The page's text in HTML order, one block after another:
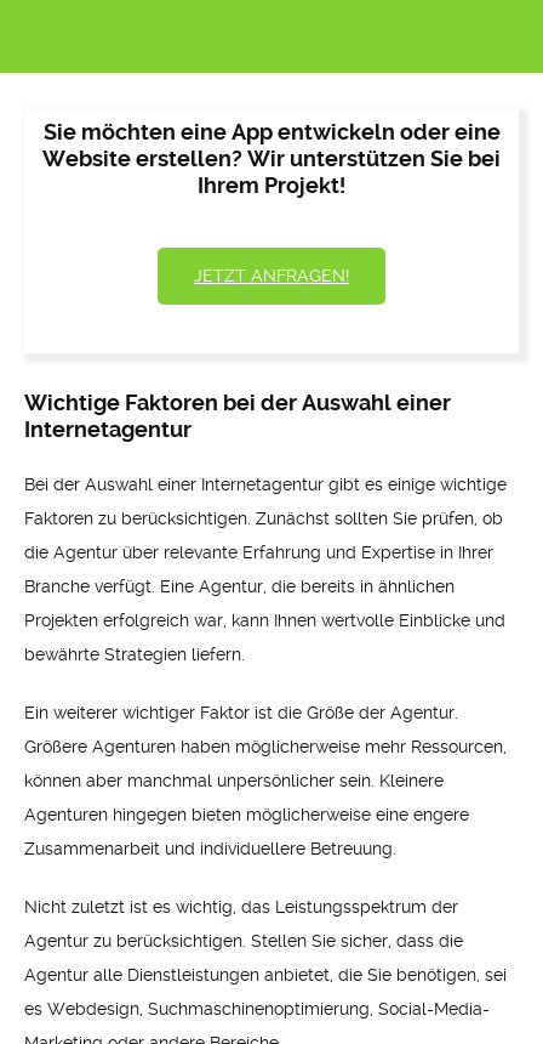
Sie möchten eine App entwickeln oder eine
Website erstellen? Wir unterstützen Sie bei
Ihrem Projekt!
JETZT ANFRAGEN!
Wichtige Faktoren bei der Auswahl einer
Internetagentur
Bei der Auswahl einer Internetagentur gibt es einige wichtige
Faktoren zu berücksichtigen. Zunächst sollten Sie prüfen, ob
die Agentur über relevante Erfahrung und Expertise in Ihrer
Branche verfügt. Eine Agentur, die bereits in ähnlichen
Projekten erfolgreich war, kann Ihnen wertvolle Einblicke und
bewährte Strategien liefern.
Ein weiterer wichtiger Faktor ist die Größe der Agentur.
Größere Agenturen haben möglicherweise mehr Ressourcen,
können aber manchmal unpersönlicher sein. Kleinere
Agenturen hingegen bieten möglicherweise eine engere
Zusammenarbeit und individuellere Betreuung.
Nicht zuletzt ist es wichtig, das Leistungsspektrum der
Agentur zu berücksichtigen. Stellen Sie sicher, dass die
Agentur alle Dienstleistungen anbietet, die Sie benötigen, sei
es Webdesign, Suchmaschinenoptimierung, Social-Media-